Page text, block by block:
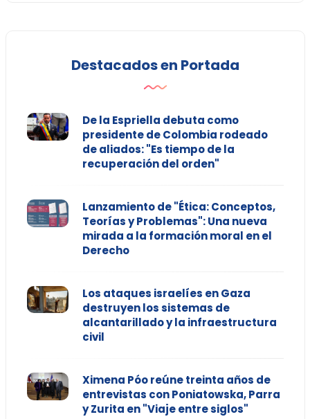
Destacados en Portada
De la Espriella debuta como
presidente de Colombia rodeado
de aliados: "Es tiempo de la
recuperación del orden"
Lanzamiento de "Ética: Conceptos,
Teorías y Problemas": Una nueva
mirada a la formación moral en el
Derecho
Los ataques israelíes en Gaza
destruyen los sistemas de
alcantarillado y la infraestructura
civil
Ximena Póo reúne treinta años de
entrevistas con Poniatowska, Parra
y Zurita en "Viaje entre siglos"